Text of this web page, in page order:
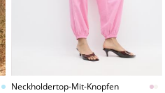
Neckholdertop-Mit-Knopfen